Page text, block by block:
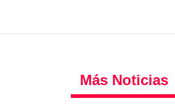
Más Noticias